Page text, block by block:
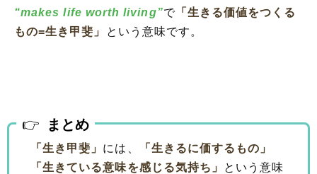
“makes life worth living”で「生きる価値をつくる
もの=生き甲斐」
という意味です。
まとめ
「生き甲斐」 には、
「生きるに価するもの」
「生きている意味を感じる気持ち」
という意味